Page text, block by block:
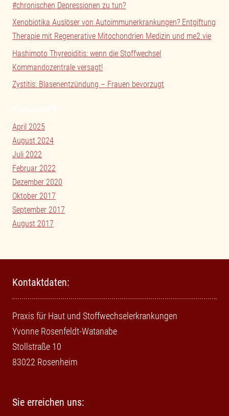
#chronischen Depressionen zu tun?
Xenobiotika Auslöser von Autoimmunerkrankungen? Entgiftung
Therapie mit Regenerative Mitochondrien Medizin und me2.vie
Hashimoto Thyreoiditis: wenn die Stoffwechsel
Kommandozentrale versagt!
Zystitis: Blasenentzündung – Frauen bevorzugt
April 2025
August 2024
Juli 2022
Februar 2022
Dezember 2020
Oktober 2017
September 2017
August 2017
Kontaktdaten:
Praxis für Haut und Stoffwechselerkrankungen
Yvonne Rosenfeldt-Watanabe
Stollstraße 10
83022 Rosenheim
Sie erreichen uns: